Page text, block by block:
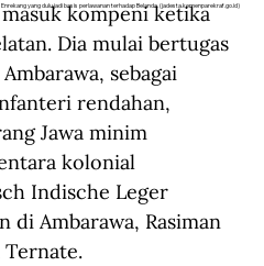
yang dulu jadi basis perlawanan terhadap Belanda. (jadesta.kemenparekraf.go.id)
masuk kompeni ketika
Dia mulai bertugas
sebagai
rendahan,
Jawa minim
kolonial
Indische Leger
di Ambarawa, Rasiman